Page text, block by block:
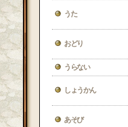
うた
おどり
うらない
しょうかん
あそび